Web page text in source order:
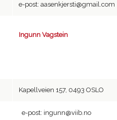
e-post: aasenkjersti@gmail.com
Ingunn Vagstein
Kapellveien 157, 0493 OSLO
e-post: ingunn@viib.no